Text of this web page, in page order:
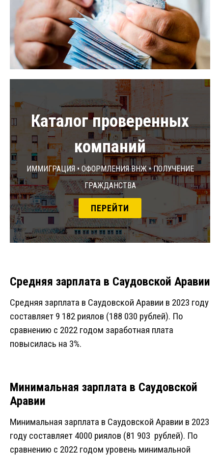
Каталог проверенных
компаний
Иммиграция • Оформления ВНЖ • Получение
гражданства
ПЕРЕЙТИ
Средняя зарплата в Саудовской Аравии
Средняя зарплата в Саудовской Аравии в 2023 году
составляет 9 182 риялов (188 030 рублей). По
сравнению с 2022 годом заработная плата
повысилась на 3%.
Минимальная зарплата в Саудовской
Аравии
Минимальная зарплата в Саудовской Аравии в 2023
году составляет 4000 риялов (81 903 рублей). По
сравнению с 2022 годом уровень минимальной